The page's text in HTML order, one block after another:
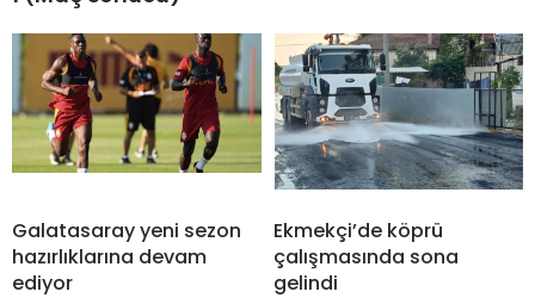
Galatasaray yeni sezon
hazırlıklarına devam
ediyor
Ekmekçi’de köprü
çalışmasında sona
gelindi